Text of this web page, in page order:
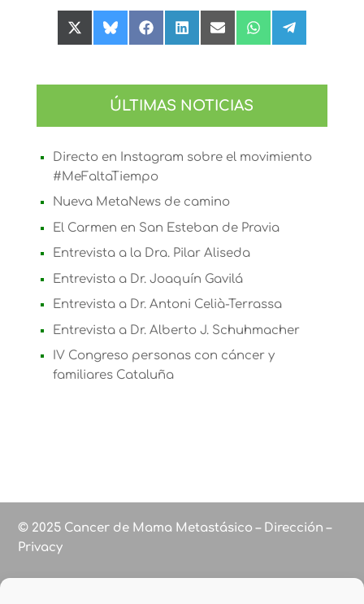
Compartir
en
Compartir
en
Compartir
en
Compartir
en
Compartir
en
Compartir
en
Compartir
en
ÚLTIMAS NOTICIAS
Directo en Instagram sobre el movimiento
#MeFaltaTiempo
Nueva MetaNews de camino
El Carmen en San Esteban de Pravia
Entrevista a la Dra. Pilar Aliseda
Entrevista a Dr. Joaquín Gavilá
Entrevista a Dr. Antoni Celià-Terrassa
Entrevista a Dr. Alberto J. Schuhmacher
IV Congreso personas con cáncer y
familiares Cataluña
© 2025 Cancer de Mama Metastásico – Dirección –
Privacy